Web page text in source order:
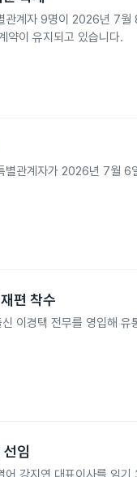
관계자 9명이 2026년
이 유지되고 있습니다.
별관계자가 2026년 7월
편 착수
이경택 전무를 영입해
임